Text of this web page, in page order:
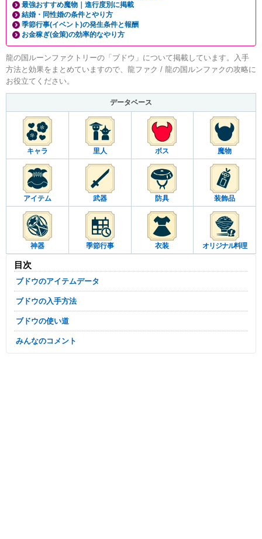
最強おすすめ魔物｜進行度別に掲載
結婚・同性婚の条件とやり方
季節行事(イベント)の発生条件と報酬
お金稼ぎ(金策)の効率的なやり方
龍の国ルーンファクトリーの「ブドウ」について掲載しています。入手
方法と効果をまとめていますので、龍ファク / 龍の国ルンファクの攻略に
お役立てください。
データベース
キャラ 里人 ボス 魔物
アイテム 武器 防具 装飾品
神器 季節行事 衣装 オリジナル料理
目次
ブドウのアイテムデータ
ブドウの入手方法
ブドウの使い道
みんなのコメント